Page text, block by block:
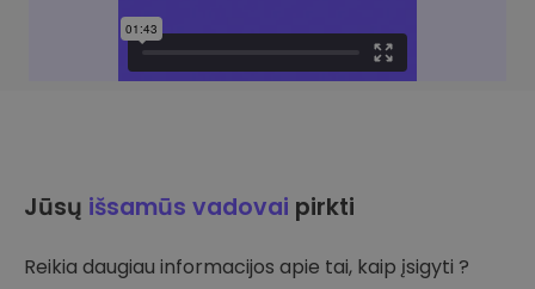
Jūsų išsamūs vadovai pirkti
Reikia daugiau informacijos apie tai, kaip įsigyti ?